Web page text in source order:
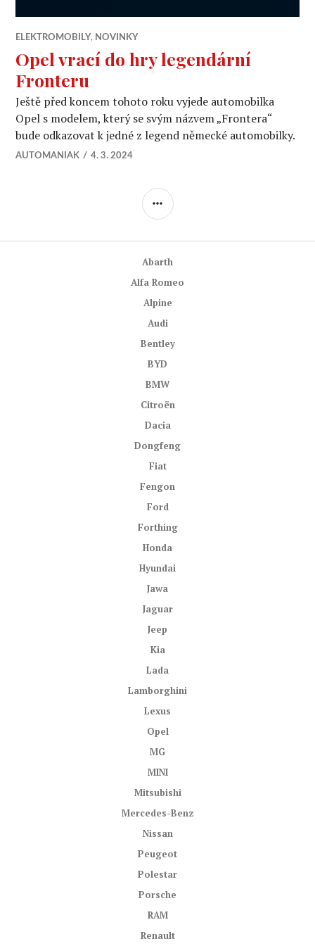
ELEKTROMOBILY, NOVINKY
Opel vrací do hry legendární
Fronteru
Ještě před koncem tohoto roku vyjede automobilka
Opel s modelem, který se svým názvem „Frontera“
bude odkazovat k jedné z legend německé automobilky.
AUTOMANIAK 4. 3. 2024
POSTRANNÍ
Abarth
Alfa Romeo
Alpine
Audi
Bentley
BYD
BMW
Citroën
Dacia
Dongfeng
Fiat
Fengon
Ford
Forthing
Honda
Hyundai
Jawa
Jaguar
Jeep
Kia
Lada
Lamborghini
Lexus
Opel
MG
MINI
Mitsubishi
Mercedes-Benz
Nissan
Peugeot
Polestar
Porsche
RAM
Renault